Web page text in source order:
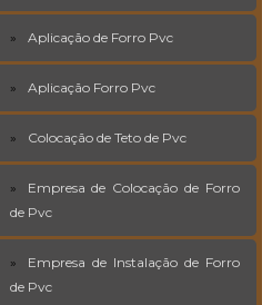
Aplicação de Forro Pvc
Aplicação Forro Pvc
Colocação de Teto de Pvc
Empresa de Colocação de Forro
de Pvc
Empresa de Instalação de Forro
de Pvc